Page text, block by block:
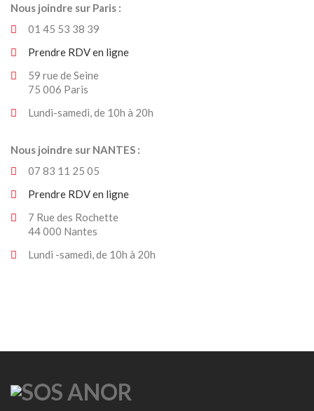
Nous joindre sur Paris :
01 45 53 38 39
Prendre RDV en ligne
59 rue de Seine
75 006 Paris
Lundi-samedi, de 10h à 20h
Nous joindre sur NANTES :
07 83 11 25 05
Prendre RDV en ligne
7 Rue des Rochette
44 000 Nantes
Lundi -samedi, de 10h à 20h